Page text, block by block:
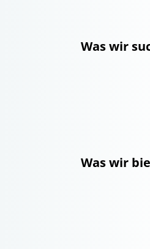
Was wir
Was wir